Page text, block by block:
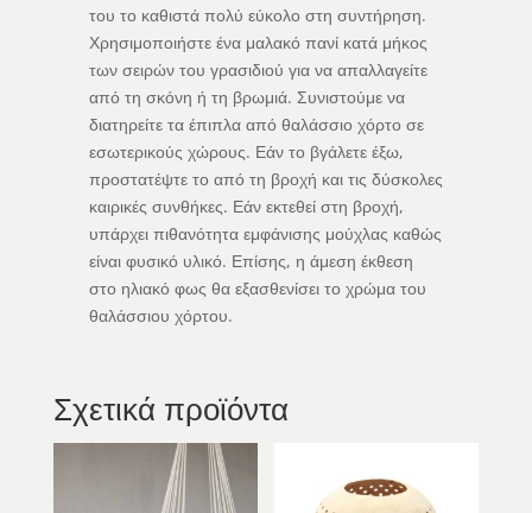
του το καθιστά πολύ εύκολο στη συντήρηση.
Χρησιμοποιήστε ένα μαλακό πανί κατά μήκος
των σειρών του γρασιδιού για να απαλλαγείτε
από τη σκόνη ή τη βρωμιά. Συνιστούμε να
διατηρείτε τα έπιπλα από θαλάσσιο χόρτο σε
εσωτερικούς χώρους. Εάν το βγάλετε έξω,
προστατέψτε το από τη βροχή και τις δύσκολες
καιρικές συνθήκες. Εάν εκτεθεί στη βροχή,
υπάρχει πιθανότητα εμφάνισης μούχλας καθώς
είναι φυσικό υλικό. Επίσης, η άμεση έκθεση
στο ηλιακό φως θα εξασθενίσει το χρώμα του
θαλάσσιου χόρτου.
Σχετικά προϊόντα